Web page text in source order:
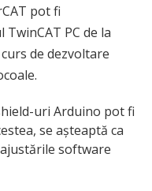
pot fi
PC de la
de dezvoltare
uri Arduino pot fi
se așteaptă ca
software